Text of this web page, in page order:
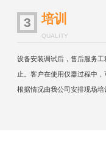
3 培训
QUALITY
设备安装调试后，售后服务
止。客户在使用仪器过程中
根据情况由我公司安排现场培